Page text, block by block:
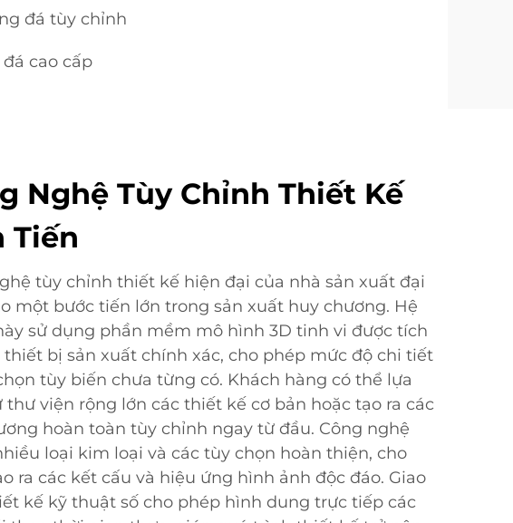
đá tùy chỉnh
cao cấp
Nghệ Tùy Chỉnh Thiết Kế
Tiến
tùy chỉnh thiết kế hiện đại của nhà sản xuất đại
một bước tiến lớn trong sản xuất huy chương. Hệ
sử dụng phần mềm mô hình 3D tinh vi được tích
thiết bị sản xuất chính xác, cho phép mức độ chi tiết
tùy biến chưa từng có. Khách hàng có thể lựa
thư viện rộng lớn các thiết kế cơ bản hoặc tạo ra các
hoàn toàn tùy chỉnh ngay từ đầu. Công nghệ
loại kim loại và các tùy chọn hoàn thiện, cho
ra các kết cấu và hiệu ứng hình ảnh độc đáo. Giao
kế kỹ thuật số cho phép hình dung trực tiếp các